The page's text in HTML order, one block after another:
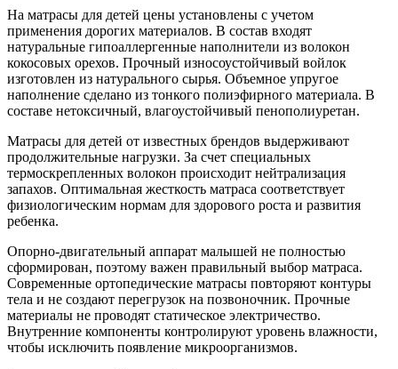
На матрасы для детей цены установлены с учетом
применения дорогих материалов. В состав входят
натуральные гипоаллергенные наполнители из волокон
кокосовых орехов. Прочный износоустойчивый войлок
изготовлен из натурального сырья. Объемное упругое
наполнение сделано из тонкого полиэфирного материала. В
составе нетоксичный, влагоустойчивый пенополиуретан.
Матрасы для детей от известных брендов выдерживают
продолжительные нагрузки. За счет специальных
термоскрепленных волокон происходит нейтрализация
запахов. Оптимальная жесткость матраса соответствует
физиологическим нормам для здорового роста и развития
ребенка.
Опорно-двигательный аппарат малышей не полностью
сформирован, поэтому важен правильный выбор матраса.
Современные ортопедические матрасы повторяют контуры
тела и не создают перегрузок на позвоночник. Прочные
материалы не проводят статическое электричество.
Внутренние компоненты контролируют уровень влажности,
чтобы исключить появление микроорганизмов.